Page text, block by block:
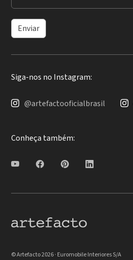
Enviar
Siga-nos no Instagram:
@artefactooficialbrasil
Conheça também:
© Artefacto 2026 · Euromobile Interiores S/A